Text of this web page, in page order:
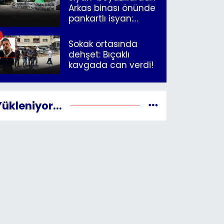
Arkas binası önünde
pankartlı isyan:
İzmir"
Sokak ortasında
dehşet: Bıçaklı
kavgada can verdi!